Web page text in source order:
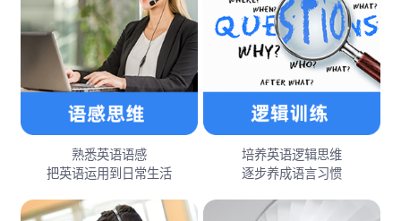
熟悉英语语感
把英语运用到日常生活
培养英语逻辑思维
逐步养成语言习惯